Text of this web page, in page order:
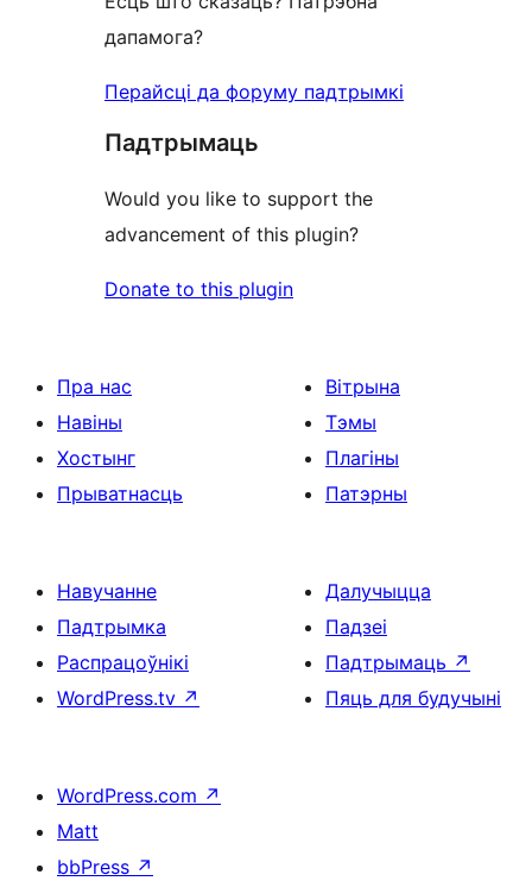
дапамога?
Перайсці да форуму падтрымкі
Падтрымаць
Would you like to support the
advancement of this plugin?
Donate to this plugin
Пра нас
Навіны
Хостынг
Прыватнасць
Вітрына
Тэмы
Плагіны
Патэрны
Навучанне
Падтрымка
Распрацоўнікі
WordPress.tv ↗
Далучыцца
Падзеі
Падтрымаць ↗
Пяць для будучыні
WordPress.com ↗
Matt
bbPress ↗